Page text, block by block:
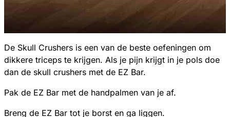
De Skull Crushers is een van de beste oefeningen om
dikkere triceps te krijgen. Als je pijn krijgt in je pols doe
dan de skull crushers met de EZ Bar.
Pak de EZ Bar met de handpalmen van je af.
Breng de EZ Bar tot je borst en ga liggen.